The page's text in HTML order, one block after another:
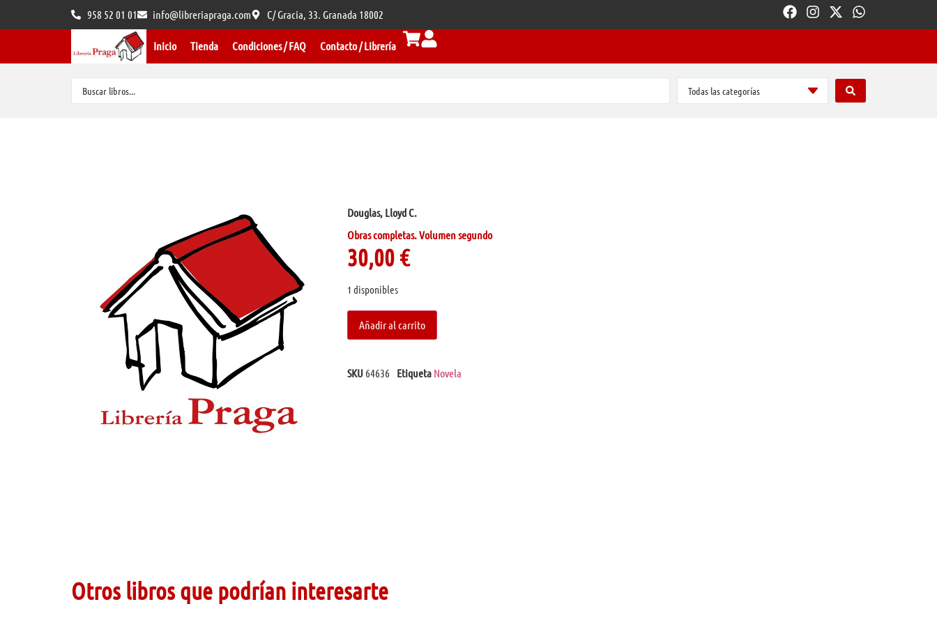
958 52 01 01 info@libreriapraga.com C/ Gracia, 33. Granada 18002
Inicio Tienda Condiciones / FAQ Contacto / Librería
Todas las categorías
Douglas, Lloyd C.
Obras completas. Volumen segundo
30,00€
1 disponibles
Añadir al carrito
SKU 64636 Etiqueta Novela
Otros libros que podrían interesarte